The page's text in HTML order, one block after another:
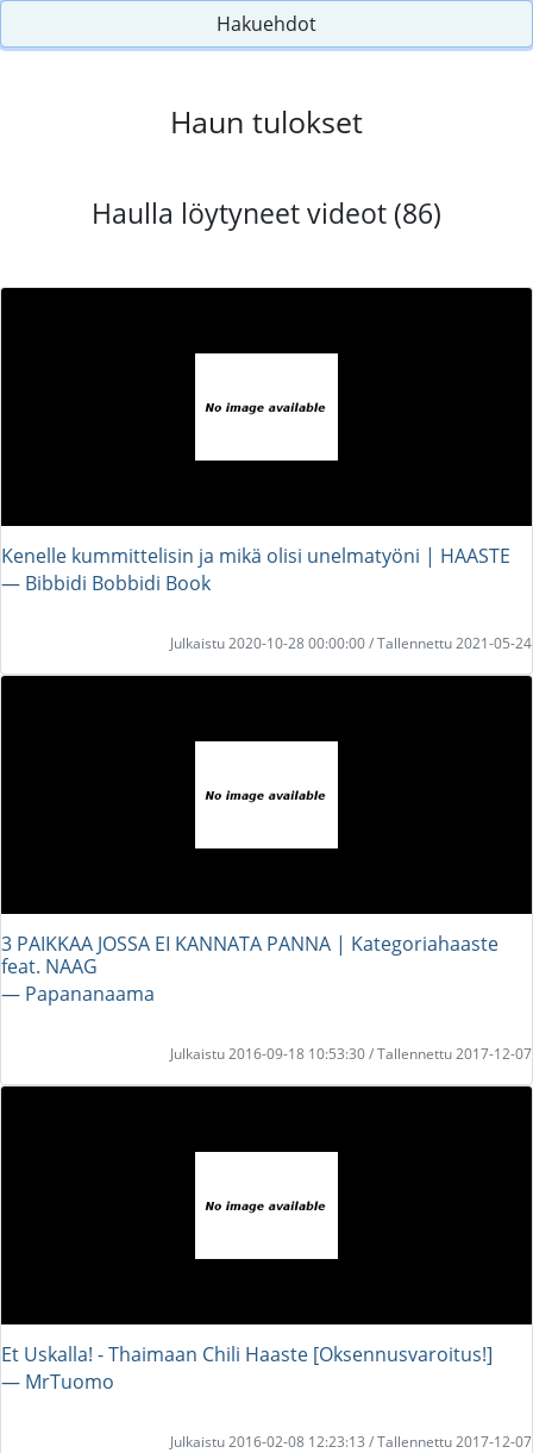
Hakuehdot
Haun tulokset
Haulla löytyneet videot (86)
Kenelle kummittelisin ja mikä olisi unelmatyöni | HAASTE
― Bibbidi Bobbidi Book
Julkaistu 2020-10-28 00:00:00 / Tallennettu 2021-05-24
3 PAIKKAA JOSSA EI KANNATA PANNA | Kategoriahaaste
feat. NAAG
― Papananaama
Julkaistu 2016-09-18 10:53:30 / Tallennettu 2017-12-07
Et Uskalla! - Thaimaan Chili Haaste [Oksennusvaroitus!]
― MrTuomo
Julkaistu 2016-02-08 12:23:13 / Tallennettu 2017-12-07